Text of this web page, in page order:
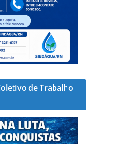
de Trabalho